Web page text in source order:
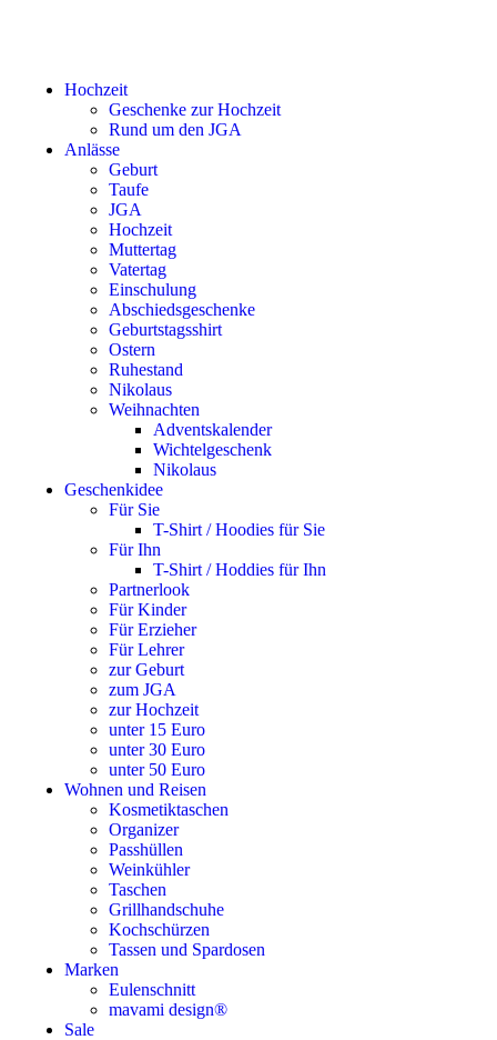
Hochzeit
Geschenke zur Hochzeit
Rund um den JGA
Anlässe
Geburt
Taufe
JGA
Hochzeit
Muttertag
Vatertag
Einschulung
Abschiedsgeschenke
Geburtstagsshirt
Ostern
Ruhestand
Nikolaus
Weihnachten
Adventskalender
Wichtelgeschenk
Nikolaus
Geschenkidee
Für Sie
T-Shirt / Hoodies für Sie
Für Ihn
T-Shirt / Hoddies für Ihn
Partnerlook
Für Kinder
Für Erzieher
Für Lehrer
zur Geburt
zum JGA
zur Hochzeit
unter 15 Euro
unter 30 Euro
unter 50 Euro
Wohnen und Reisen
Kosmetiktaschen
Organizer
Passhüllen
Weinkühler
Taschen
Grillhandschuhe
Kochschürzen
Tassen und Spardosen
Marken
Eulenschnitt
mavami design®
Sale